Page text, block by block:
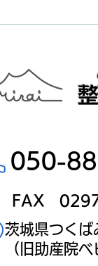
ず、歩き方や足の土
事では、つくばみら
周辺で外反母趾でお
の方へ向けて、原因
き、付け根の関節
に突出する状態を指
でも ・長時間歩く
親指の付け根が赤く
といったお悩みでご
を受けることがあり
050-
FAX
茨城県つく
（旧助産院